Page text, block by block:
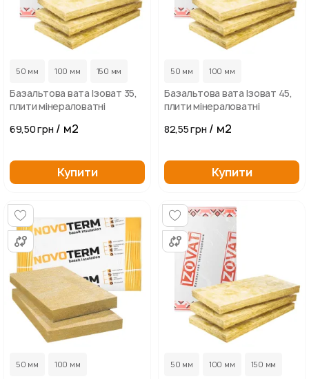
50 мм 100 мм 150 мм
Базальтова вата Ізоват 35,
плити мінераловатні
69,50 грн / м2
Купити
50 мм 100 мм
Базальтова вата Ізоват 45,
плити мінераловатні
82,55 грн / м2
Купити
50 мм 100 мм 50 мм 100 мм 150 мм